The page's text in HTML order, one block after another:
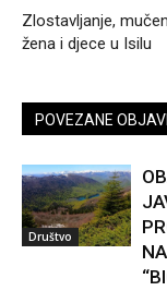
Zlostavljanje,
žena i djece u Isilu
POVEZANE
Društvo